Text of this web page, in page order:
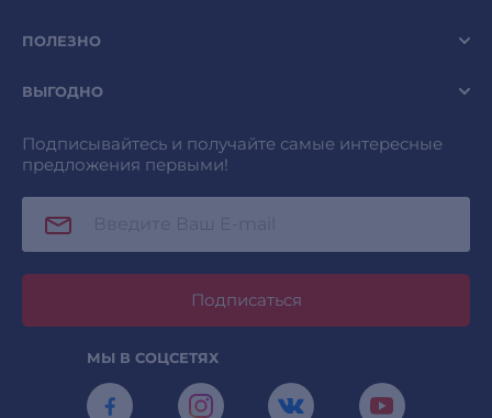
ПОЛЕЗНО
ВЫГОДНО
Подписывайтесь и получайте самые интересные
предложения первыми!
Подписаться
МЫ В СОЦСЕТЯХ